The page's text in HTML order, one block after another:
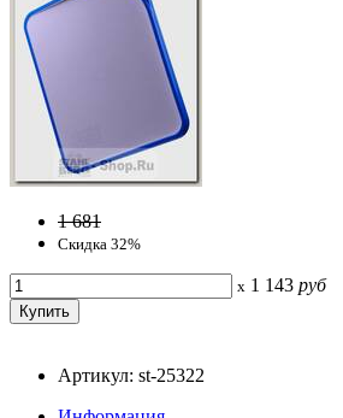
1 681
Скидка 32%
x 1 143 руб
Артикул: st-25322